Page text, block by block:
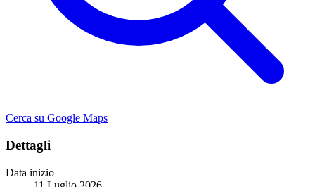
Cerca su Google Maps
Dettagli
Data inizio